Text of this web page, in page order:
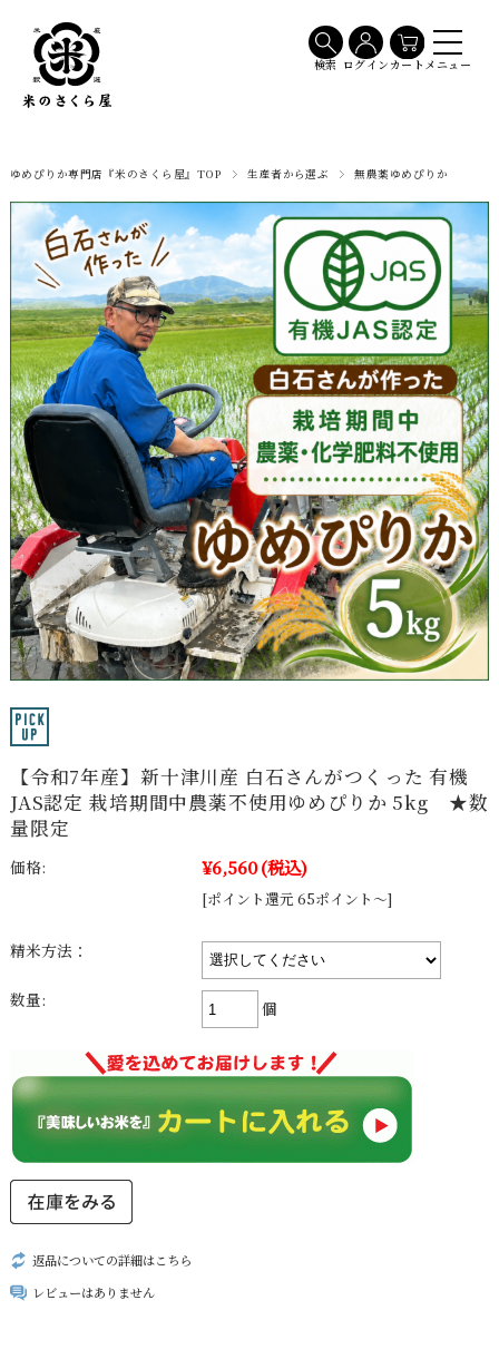
検索 ログイン カート メニュー
ゆめぴりか専門店『米のさくら屋』TOP 生産者から選ぶ 無農薬ゆめぴりか
【令和7年産】新十津川産 白石さんがつくった 有機
JAS認定 栽培期間中農薬不使用ゆめぴりか 5kg ★数
量限定
価格: ¥6,560(税込)
[ポイント還元 65ポイント～]
精米方法：
数量: 個
返品についての詳細はこちら
レビューはありません